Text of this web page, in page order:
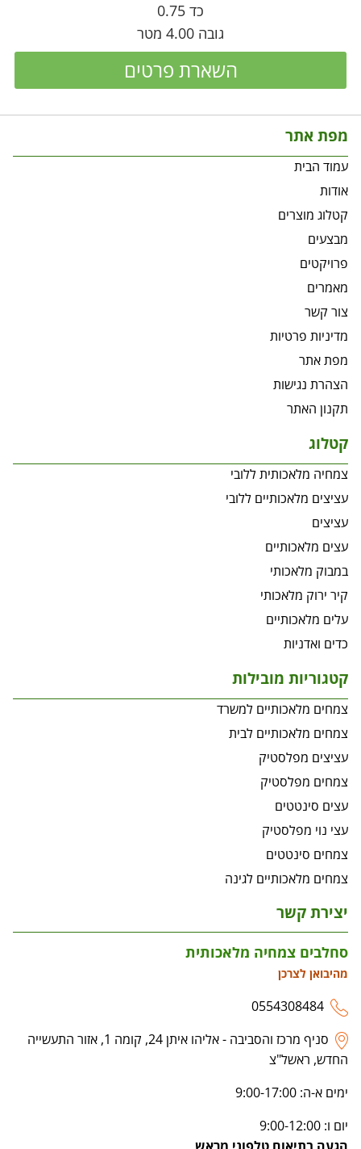
כד 0.75
גובה 4.00 מטר
השארת פרטים
מפת אתר
עמוד הבית
אודות
קטלוג מוצרים
מבצעים
פרויקטים
מאמרים
צור קשר
מדיניות פרטיות
מפת אתר
הצהרת נגישות
תקנון האתר
קטלוג
צמחיה מלאכותית ללובי
עציצים מלאכותיים ללובי
עציצים
עצים מלאכותיים
במבוק מלאכותי
קיר ירוק מלאכותי
עלים מלאכותיים
כדים ואדניות
קטגוריות מובילות
צמחים מלאכותיים למשרד
צמחים מלאכותיים לבית
עציצים מפלסטיק
צמחים מפלסטיק
עצים סינטטים
עצי נוי מפלסטיק
צמחים סינטטים
צמחים מלאכותיים לגינה
יצירת קשר
סחלבים צמחיה מלאכותית
מהיבואן לצרכן
0554308484
סניף מרכז והסביבה - אליהו איתן 24, קומה 1, אזור התעשייה
החדש, ראשל"צ
ימים א-ה: 9:00-17:00
יום ו: 9:00-12:00